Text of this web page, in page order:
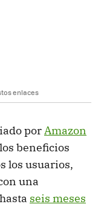
enlaces
porAmazon
beneficios
los usuarios,
una
seis meses